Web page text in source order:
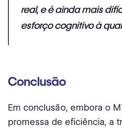
real, e é ainda mais
esforço cognitivo à
Conclusão
Em conclusão, embora o
promessa de eficiência, a